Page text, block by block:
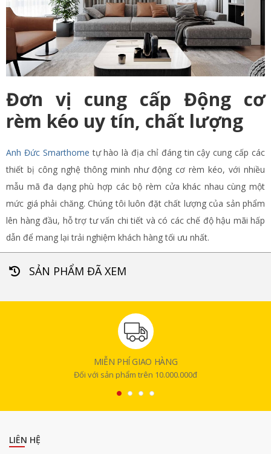
Đơn vị cung cấp Động cơ
rèm kéo uy tín, chất lượng
Anh Đức Smarthome tự hào là địa chỉ đáng tin cậy cung cấp các
thiết bị công nghệ thông minh như động cơ rèm kéo, với nhiều
mẫu mã đa dạng phù hợp các bộ rèm cửa khác nhau cùng một
mức giá phải chăng. Chúng tôi luôn đặt chất lượng của sản phẩm
lên hàng đầu, hỗ trợ tư vấn chi tiết và có các chế độ hậu mãi hấp
dẫn để mang lại trải nghiệm khách hàng tối ưu nhất.
SẢN PHẨM ĐÃ XEM
MIỄN PHÍ GIAO HÀNG
Đối với sản phẩm trên 10.000.000đ
LIÊN HỆ